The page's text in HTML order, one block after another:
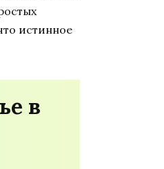
истинное
в